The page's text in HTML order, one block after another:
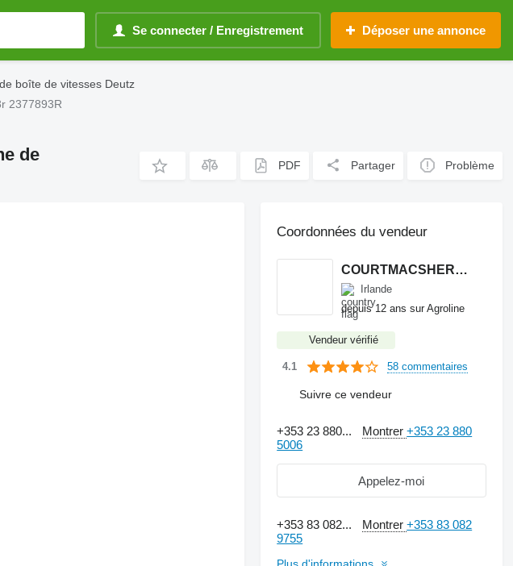
Se connecter / Enregistrement Déposer une annonce
boîte de vitesses Deutz
2377893R
de
PDF Partager Problème
Coordonnées du vendeur
COURTMACSHERRY MACHINERY LTD
Irlande
depuis 12 ans sur Agroline
Vendeur vérifié
4.1 58 commentaires
Suivre ce vendeur
+353 23 880... Montrer+353 23 880
5006
Appelez-moi
+353 83 082... Montrer+353 83 082
9755